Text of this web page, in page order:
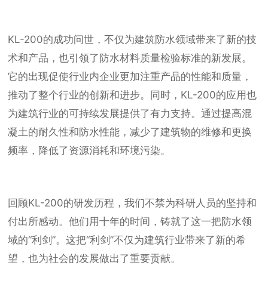
KL-200的成功问世，不仅为建筑防水领域带来了新的技
术和产品，也引领了防水材料质量检验标准的新发展。
它的出现促使行业内企业更加注重产品的性能和质量，
推动了整个行业的创新和进步。同时，KL-200的应用也
为建筑行业的可持续发展提供了有力支持。通过提高混
凝土的耐久性和防水性能，减少了建筑物的维修和更换
频率，降低了资源消耗和环境污染。
回顾KL-200的研发历程，我们不禁为科研人员的坚持和
付出所感动。他们用十年的时间，铸就了这一把防水领
域的“利剑”。这把“利剑”不仅为建筑行业带来了新的希
望，也为社会的发展做出了重要贡献。